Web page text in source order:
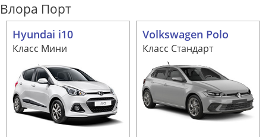
Влора Порт
Hyundai i10
Класс Мини
Volkswagen Polo
Класс Стандарт